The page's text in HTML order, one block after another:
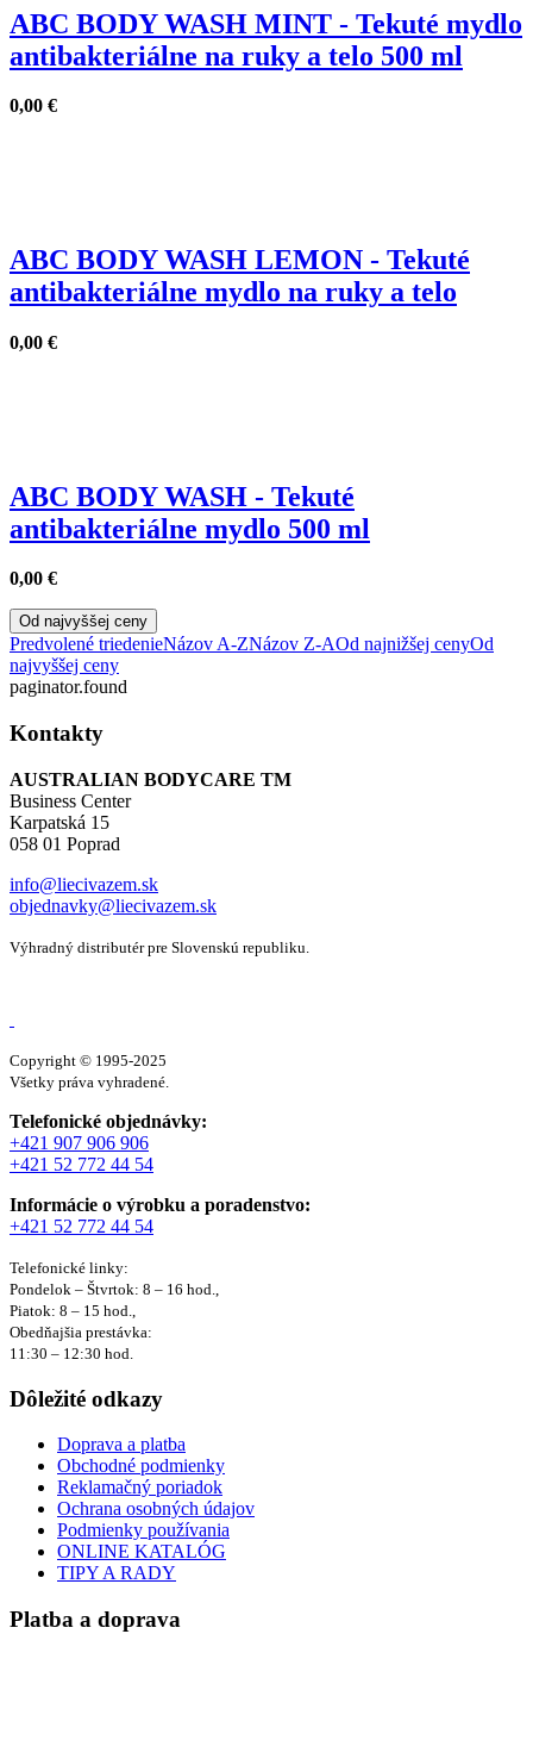
ABC BODY WASH MINT - Tekuté mydlo
antibakteriálne na ruky a telo 500 ml
0,00 €
ABC BODY WASH LEMON - Tekuté
antibakteriálne mydlo na ruky a telo
0,00 €
ABC BODY WASH - Tekuté
antibakteriálne mydlo 500 ml
0,00 €
Od najvyššej ceny
Predvolené triedenieNázov A-ZNázov Z-AOd najnižšej cenyOd
najvyššej ceny
paginator.found
Kontakty
AUSTRALIAN BODYCARE TM
Business Center
Karpatská 15
058 01 Poprad
info@liecivazem.sk
objednavky@liecivazem.sk
Výhradný distributér pre Slovenskú republiku.
Copyright © 1995-2025
Všetky práva vyhradené.
Telefonické objednávky:
+421 907 906 906
+421 52 772 44 54
Informácie o výrobku a poradenstvo:
+421 52 772 44 54
Telefonické linky:
Pondelok – Štvrtok: 8 – 16 hod.,
Piatok: 8 – 15 hod.,
Obedňajšia prestávka:
11:30 – 12:30 hod.
Dôležité odkazy
Doprava a platba
Obchodné podmienky
Reklamačný poriadok
Ochrana osobných údajov
Podmienky používania
ONLINE KATALÓG
TIPY A RADY
Platba a doprava